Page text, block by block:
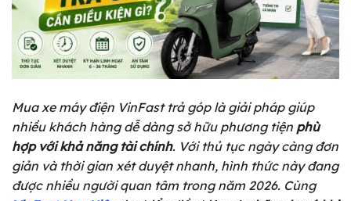
Mua xe máy điện VinFast trả góp là giải pháp giúp
nhiều khách hàng dễ dàng sở hữu phương tiện phù
hợp với khả năng tài chính. Với thủ tục ngày càng đơn
giản và thời gian xét duyệt nhanh, hình thức này đang
được nhiều người quan tâm trong năm 2026. Cùng